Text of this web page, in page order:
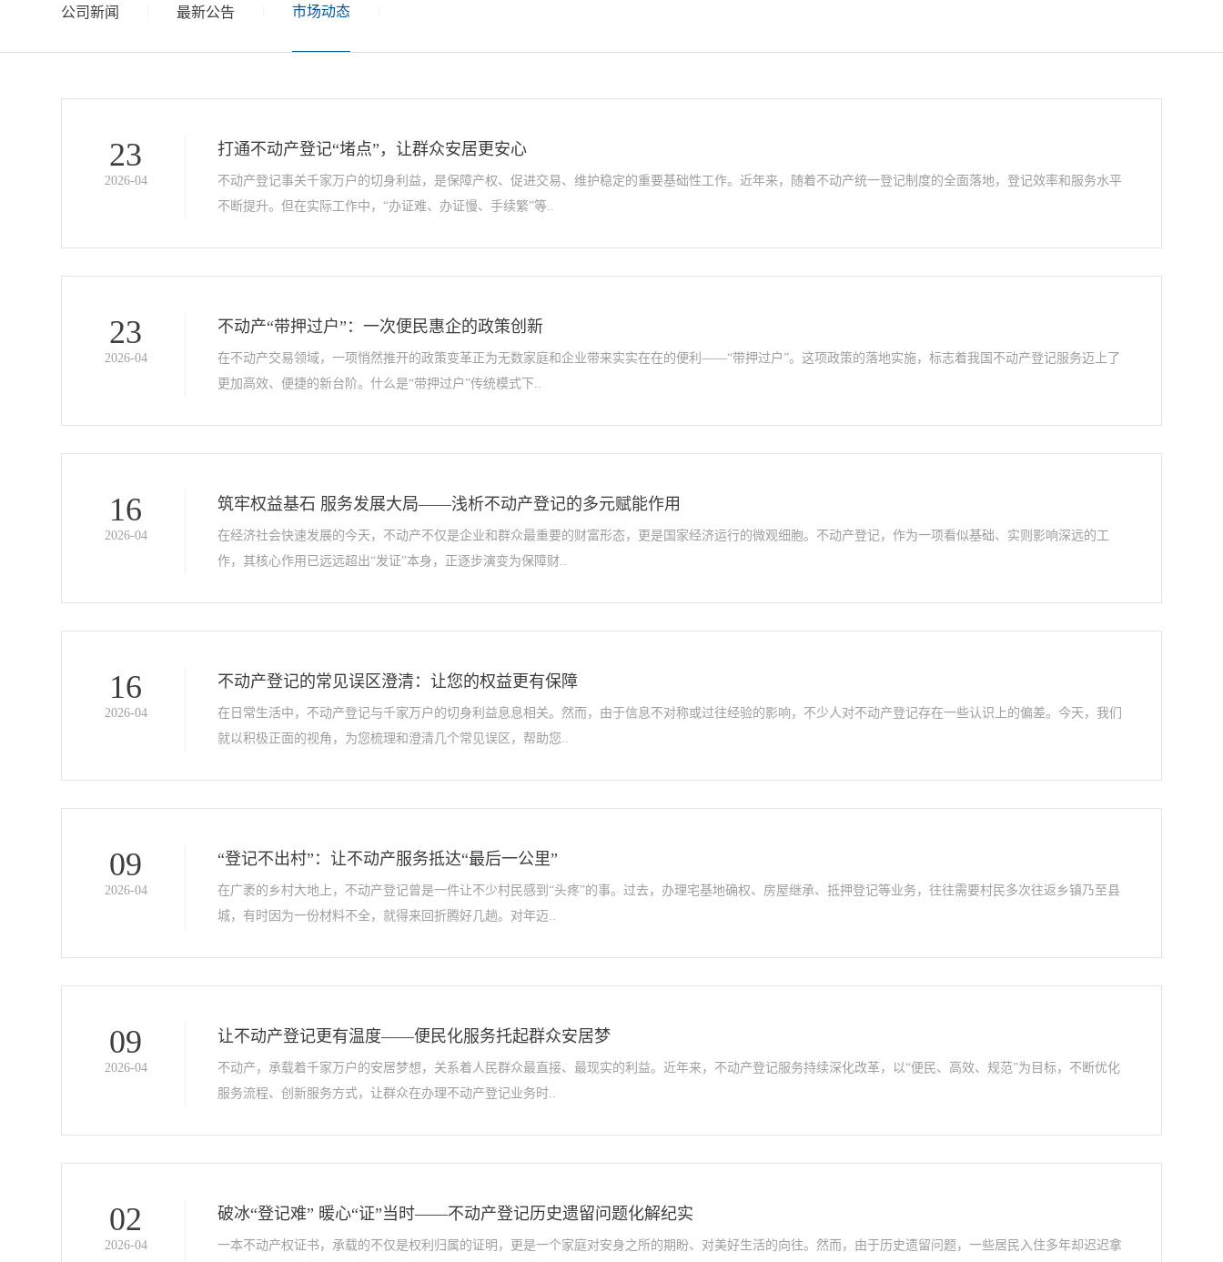
公司新闻 最新公告 市场动态
23
2026-04
打通不动产登记“堵点”，让群众安居更安心
不动产登记事关千家万户的切身利益，是保障产权、促进交易、维护稳定的重要基础性工作。近年来，随着不动产统一登记制度的全面落地，登记效率和服务水平
不断提升。但在实际工作中，“办证难、办证慢、手续繁”等..
23
2026-04
不动产“带押过户”：一次便民惠企的政策创新
在不动产交易领域，一项悄然推开的政策变革正为无数家庭和企业带来实实在在的便利——“带押过户”。这项政策的落地实施，标志着我国不动产登记服务迈上了
更加高效、便捷的新台阶。什么是“带押过户”传统模式下..
16
2026-04
筑牢权益基石 服务发展大局——浅析不动产登记的多元赋能作用
在经济社会快速发展的今天，不动产不仅是企业和群众最重要的财富形态，更是国家经济运行的微观细胞。不动产登记，作为一项看似基础、实则影响深远的工
作，其核心作用已远远超出“发证”本身，正逐步演变为保障财..
16
2026-04
不动产登记的常见误区澄清：让您的权益更有保障
在日常生活中，不动产登记与千家万户的切身利益息息相关。然而，由于信息不对称或过往经验的影响，不少人对不动产登记存在一些认识上的偏差。今天，我们
就以积极正面的视角，为您梳理和澄清几个常见误区，帮助您..
09
2026-04
“登记不出村”：让不动产服务抵达“最后一公里”
在广袤的乡村大地上，不动产登记曾是一件让不少村民感到“头疼”的事。过去，办理宅基地确权、房屋继承、抵押登记等业务，往往需要村民多次往返乡镇乃至县
城，有时因为一份材料不全，就得来回折腾好几趟。对年迈..
09
2026-04
让不动产登记更有温度——便民化服务托起群众安居梦
不动产，承载着千家万户的安居梦想，关系着人民群众最直接、最现实的利益。近年来，不动产登记服务持续深化改革，以“便民、高效、规范”为目标，不断优化
服务流程、创新服务方式，让群众在办理不动产登记业务时..
02
2026-04
破冰“登记难” 暖心“证”当时——不动产登记历史遗留问题化解纪实
一本不动产权证书，承载的不仅是权利归属的证明，更是一个家庭对安身之所的期盼、对美好生活的向往。然而，由于历史遗留问题，一些居民入住多年却迟迟拿